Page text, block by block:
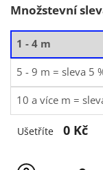
Množstevní
1 - 4 m
5 - 9 m = sleva 5
10 a více m =
Ušetříte 0 Kč